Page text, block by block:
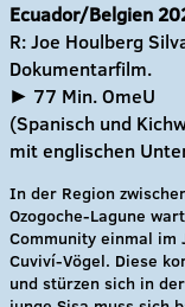
Ecuador/Belgien
R: Joe Houlberg
Dokumentarfilm.
► 77 Min. OmeU
(Spanisch und
mit englischen
In der Region
Ozogoche-Lagune
Community einmal im
Cuviví-Vögel. Diese
und stürzen sich in